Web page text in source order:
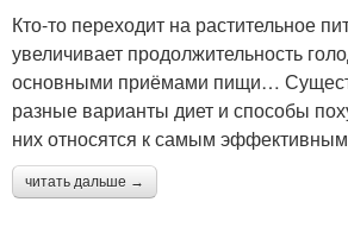
Кто-то переходит на растительное
увеличивает продолжительность
основными приёмами пищи…
разные варианты диет и способы
них относятся к самым
читать дальше →